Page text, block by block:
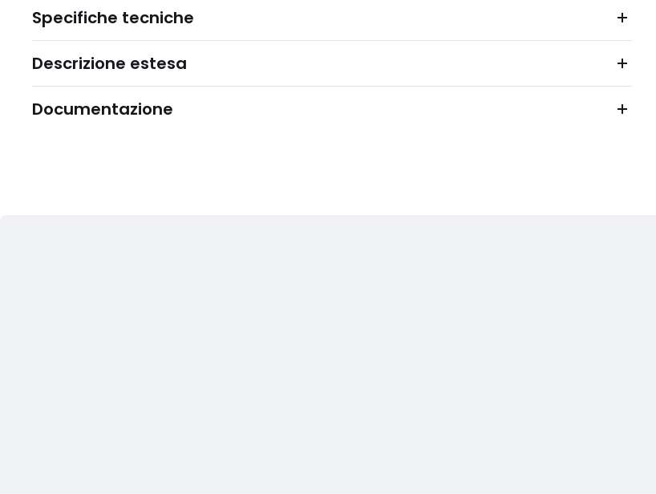
Specifiche tecniche
Descrizione estesa
Documentazione